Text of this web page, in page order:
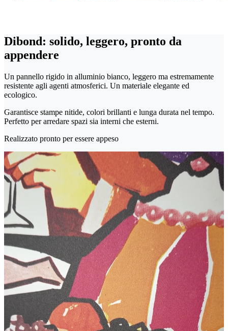
Dibond: solido, leggero, pronto da
appendere
Un pannello rigido in alluminio bianco, leggero ma estremamente
resistente agli agenti atmosferici. Un materiale elegante ed
ecologico.
Garantisce stampe nitide, colori brillanti e lunga durata nel tempo.
Perfetto per arredare spazi sia interni che esterni.
Realizzato pronto per essere appeso